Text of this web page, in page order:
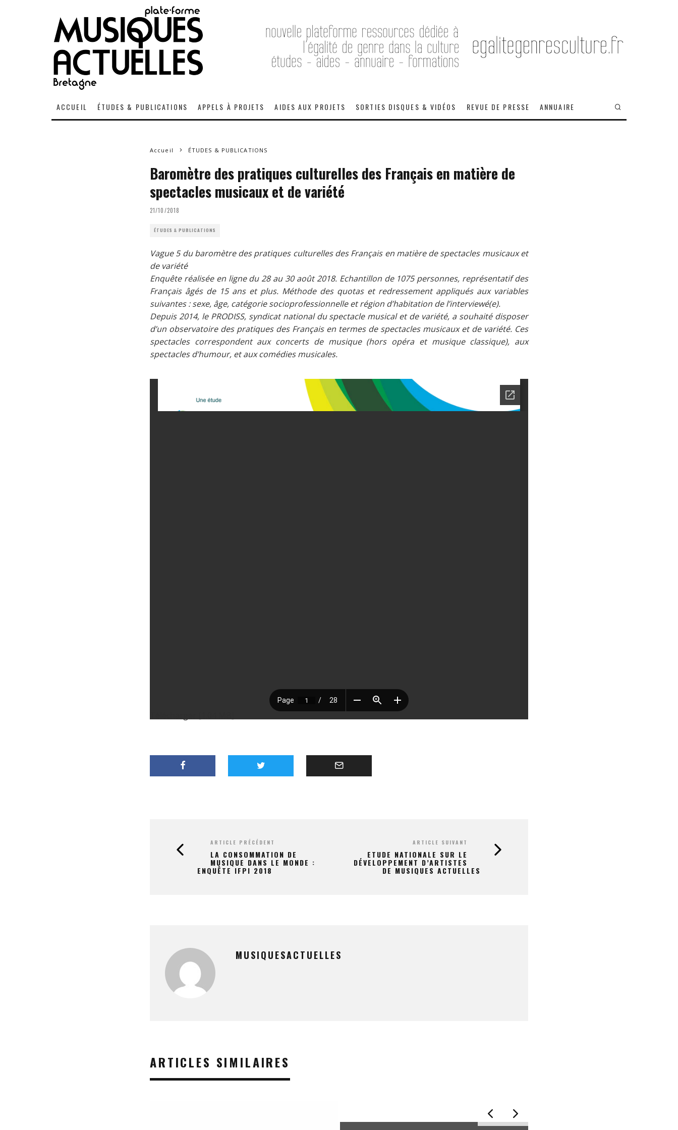
ACCUEIL ÉTUDES & PUBLICATIONS APPELS À PROJETS AIDES AUX PROJETS SORTIES DISQUES & VIDÉOS REVUE DE PRESSE ANNUAIRE
Accueil ÉTUDES & PUBLICATIONS
Baromètre des pratiques culturelles des Français en matière de
spectacles musicaux et de variété
21/10/2018
ÉTUDES & PUBLICATIONS
Vague 5 du baromètre des pratiques culturelles des Français en matière de spectacles musicaux et
de variété
Enquête réalisée en ligne du 28 au 30 août 2018. Echantillon de 1075 personnes, représentatif des
Français âgés de 15 ans et plus. Méthode des quotas et redressement appliqués aux variables
suivantes : sexe, âge, catégorie socioprofessionnelle et région d’habitation de l’interviewé(e).
Depuis 2014, le PRODISS, syndicat national du spectacle musical et de variété, a souhaité disposer
d’un observatoire des pratiques des Français en termes de spectacles musicaux et de variété. Ces
spectacles correspondent aux concerts de musique (hors opéra et musique classique), aux
spectacles d’humour, et aux comédies musicales.
ARTICLE PRÉCÉDENT
LA CONSOMMATION DE
MUSIQUE DANS LE MONDE :
ENQUÊTE IFPI 2018
ARTICLE SUIVANT
ETUDE NATIONALE SUR LE
DÉVELOPPEMENT D’ARTISTES
DE MUSIQUES ACTUELLES
MUSIQUESACTUELLES
ARTICLES SIMILAIRES